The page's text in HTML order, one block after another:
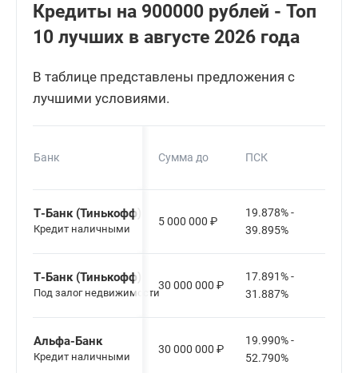
Кредиты на 900000 рублей - Топ
10 лучших в августе 2026 года
В таблице представлены предложения с
лучшими условиями.
Банк Сумма до ПСК
Т-Банк (Тинькофф)
Кредит наличными
5 000 000 ₽
19.878% -
39.895%
Т-Банк (Тинькофф)
Под залог недвижимости
30 000 000 ₽
17.891% -
31.887%
Альфа-Банк
Кредит наличными
30 000 000 ₽
19.990% -
52.790%